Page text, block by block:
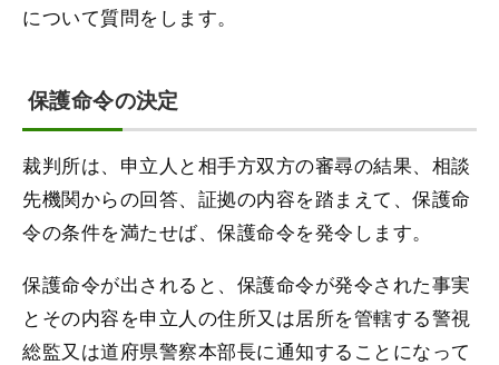
について質問をします。
保護命令の決定
裁判所は、申立人と相手方双方の審尋の結果、相談
先機関からの回答、証拠の内容を踏まえて、保護命
令の条件を満たせば、保護命令を発令します。
保護命令が出されると、保護命令が発令された事実
とその内容を申立人の住所又は居所を管轄する警視
総監又は道府県警察本部長に通知することになって